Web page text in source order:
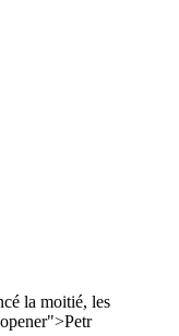
la moitié, les